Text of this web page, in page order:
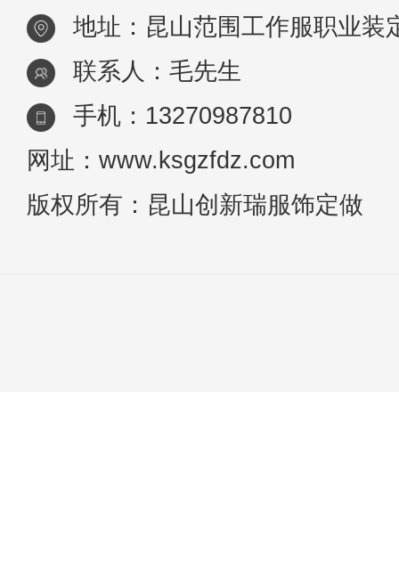
市、银行、酒
地址：昆山范围工作服职业装
联系人：毛先生
手机：13270987810
网址：www.ksgzfdz.com
版权所有：昆山创新瑞服饰定做